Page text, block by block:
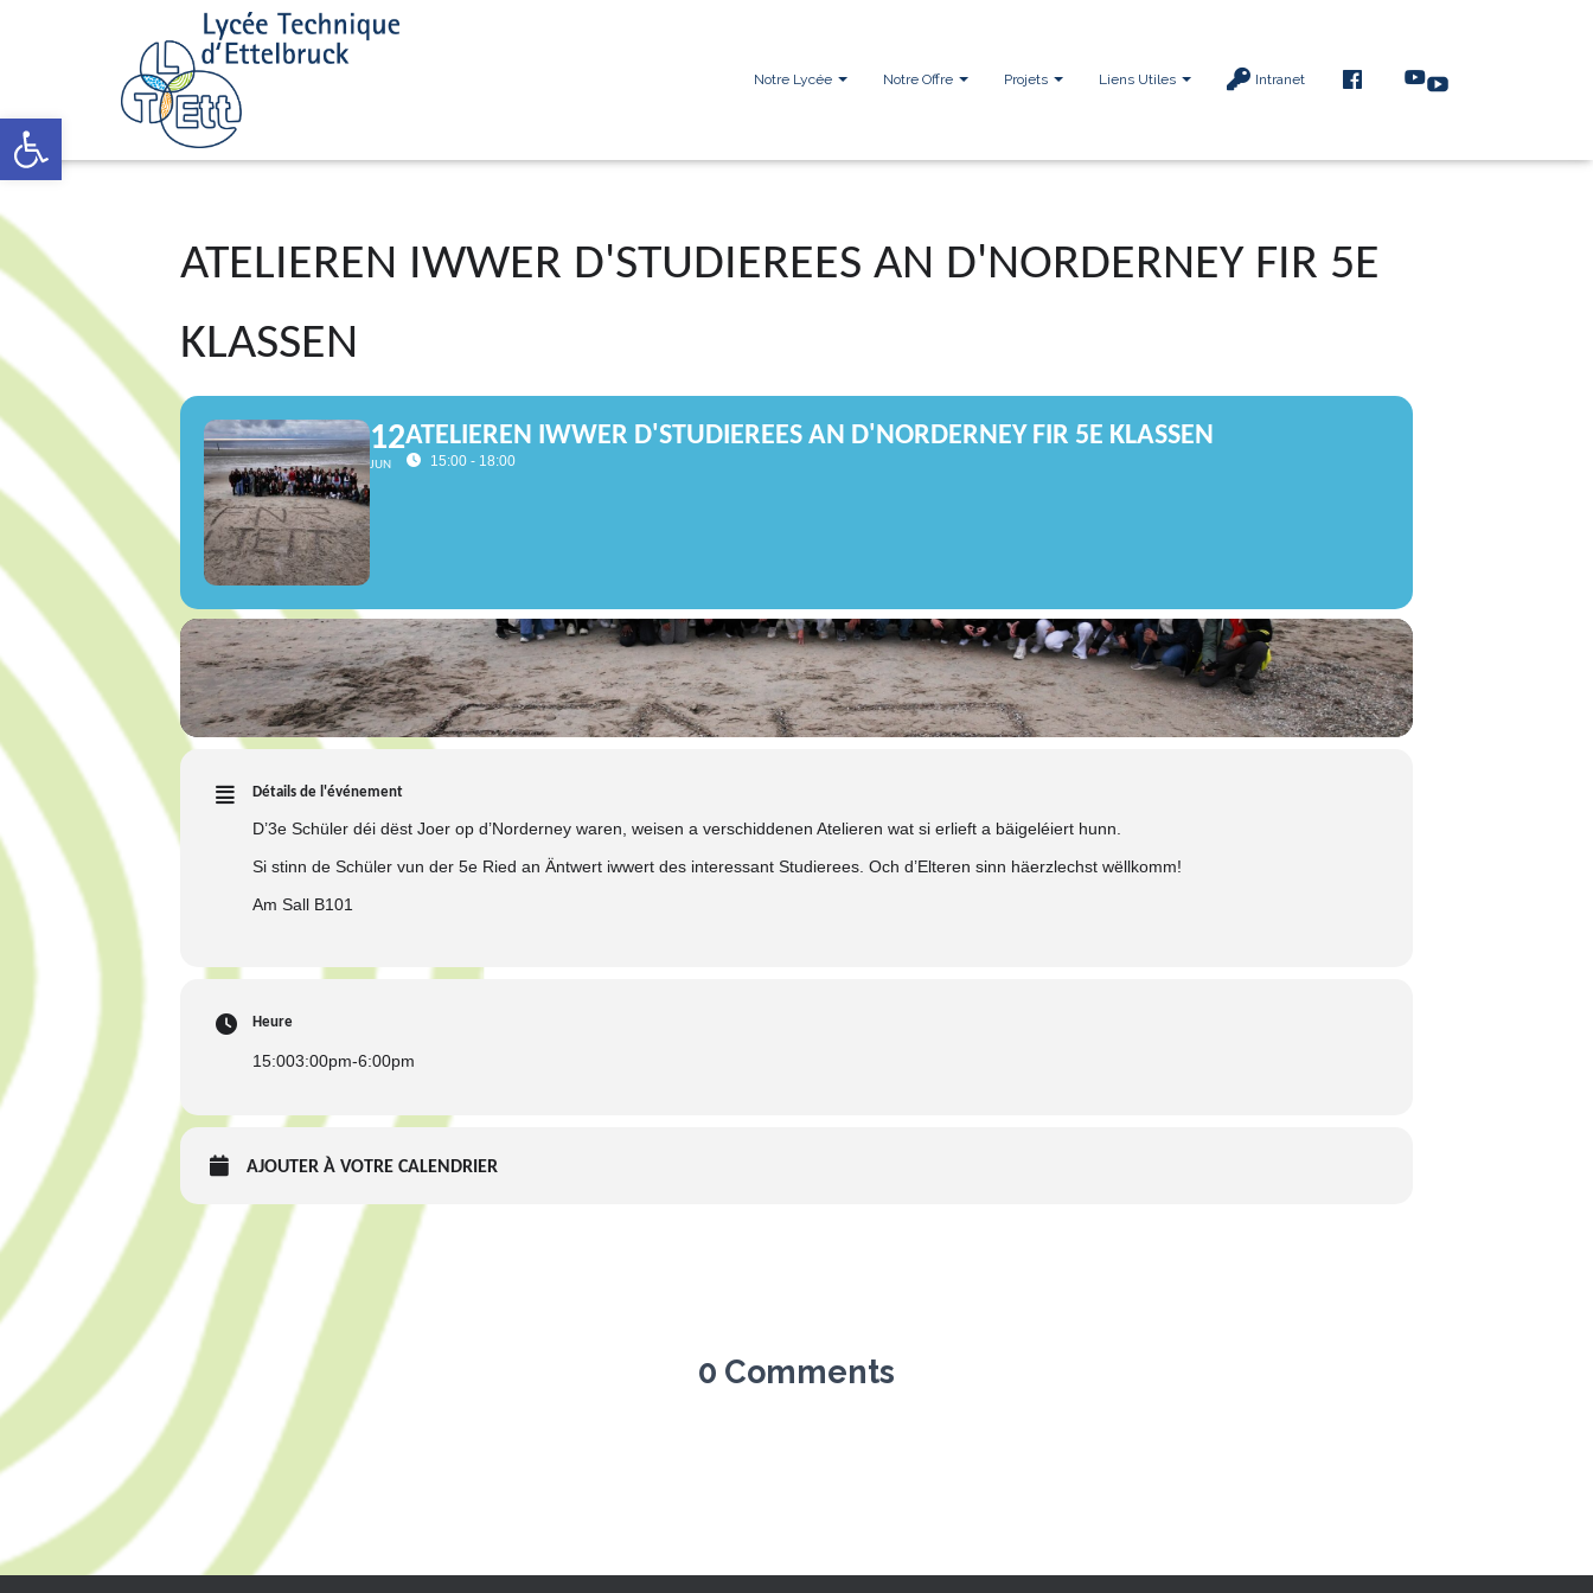
Open toolbar
Notre Lycée Notre Offre Projets Liens Utiles Intranet
ATELIEREN IWWER D'STUDIEREES AN D'NORDERNEY FIR 5E
KLASSEN
12
JUN
ATELIEREN IWWER D'STUDIEREES AN D'NORDERNEY FIR 5E KLASSEN
15:00 - 18:00
Détails de l'événement
D’3e Schüler déi dëst Joer op d’Norderney waren, weisen a verschiddenen Atelieren wat si erlieft a bäigeléiert hunn.
Si stinn de Schüler vun der 5e Ried an Äntwert iwwert des interessant Studierees. Och d’Elteren sinn häerzlechst wëllkomm!
Am Sall B101
Heure
15:003:00pm-6:00pm
AJOUTER À VOTRE CALENDRIER
0 Comments